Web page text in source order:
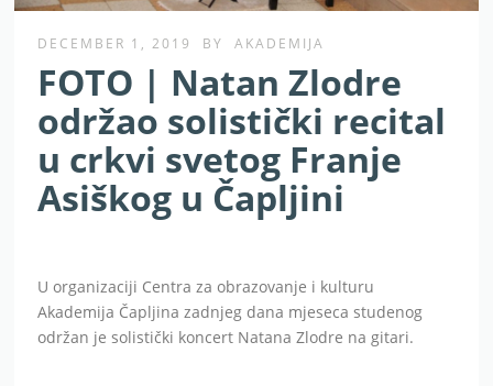
DECEMBER 1, 2019 BY AKADEMIJA
FOTO | Natan Zlodre
održao solistički recital
u crkvi svetog Franje
Asiškog u Čapljini
U organizaciji Centra za obrazovanje i kulturu
Akademija Čapljina zadnjeg dana mjeseca studenog
održan je solistički koncert Natana Zlodre na gitari.